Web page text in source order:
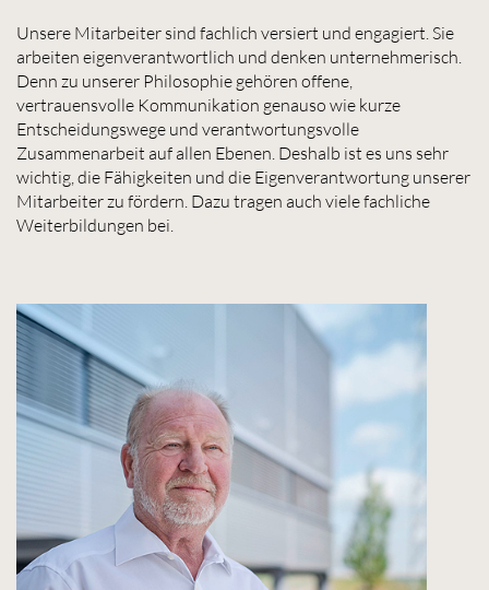
Unsere Mitarbeiter sind fachlich versiert und engagiert. Sie
arbeiten eigenverantwortlich und denken unternehmerisch.
Denn zu unserer Philosophie gehören offene,
vertrauensvolle Kommunikation genauso wie kurze
Entscheidungswege und verantwortungsvolle
Zusammenarbeit auf allen Ebenen. Deshalb ist es uns sehr
wichtig, die Fähigkeiten und die Eigenverantwortung unserer
Mitarbeiter zu fördern. Dazu tragen auch viele fachliche
Weiterbildungen bei.